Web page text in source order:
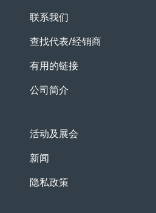
联系我们
查找代表/经销商
有用的链接
公司简介
活动及展会
新闻
隐私政策